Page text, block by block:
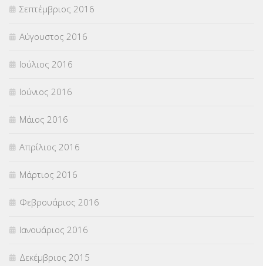
Σεπτέμβριος 2016
Αύγουστος 2016
Ιούλιος 2016
Ιούνιος 2016
Μάιος 2016
Απρίλιος 2016
Μάρτιος 2016
Φεβρουάριος 2016
Ιανουάριος 2016
Δεκέμβριος 2015